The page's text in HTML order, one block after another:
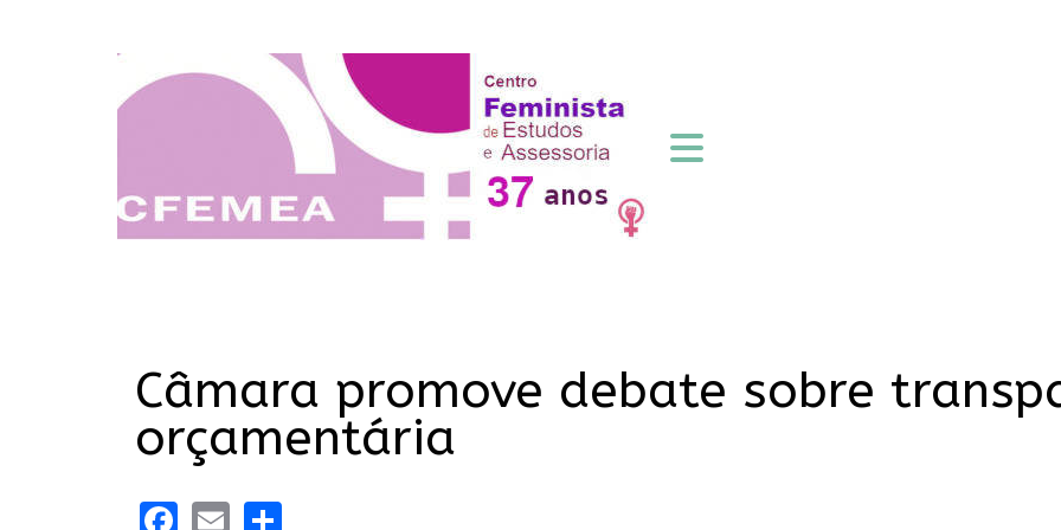
Câmara promove debate sobre
orçamentária
Facebook
Email